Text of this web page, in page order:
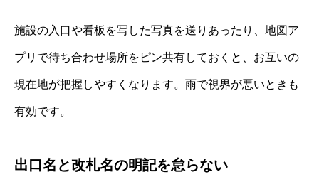
施設の入口や看板を写した写真を送りあったり、地図ア
プリで待ち合わせ場所をピン共有しておくと、お互いの
現在地が把握しやすくなります。雨で視界が悪いときも
有効です。
出口名と改札名の明記を怠らない